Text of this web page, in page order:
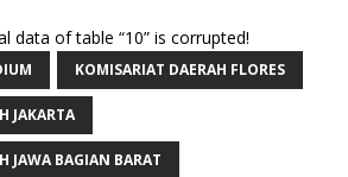
data of table “10” is corrupted!
KOMISARIAT DAERAH FLORES
JAKARTA
JAWA BAGIAN BARAT